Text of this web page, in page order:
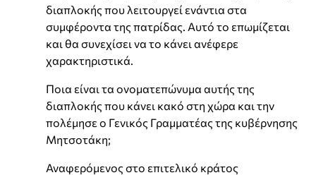
διαπλοκής που λειτουργεί ενάντια στα
συμφέροντα της πατρίδας. Αυτό το επωμίζεται
και θα συνεχίσει να το κάνει ανέφερε
χαρακτηριστικά.
Ποια είναι τα ονοματεπώνυμα αυτής της
διαπλοκής που κάνει κακό στη χώρα και την
πολέμησε ο Γενικός Γραμματέας της κυβέρνησης
Μητσοτάκη;
Αναφερόμενος στο επιτελικό κράτος